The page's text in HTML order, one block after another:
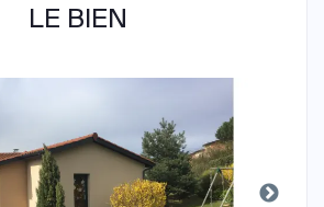
LE BIEN